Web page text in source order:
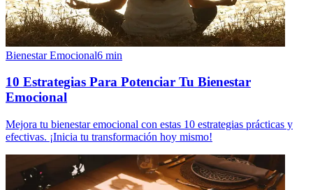
Bienestar Emocional6 min
10 Estrategias Para Potenciar Tu Bienestar
Emocional
Mejora tu bienestar emocional con estas 10 estrategias prácticas y
efectivas. ¡Inicia tu transformación hoy mismo!